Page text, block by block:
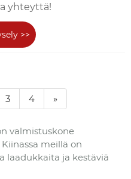
yhteyttä!
>>
3 4 »
valmistuskone
meillä on
laadukkaita ja kestäviä